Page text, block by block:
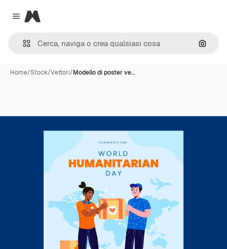
Close menu
Magnific
Cerca
Home/Stock/Vettori/Modello di poster ve…